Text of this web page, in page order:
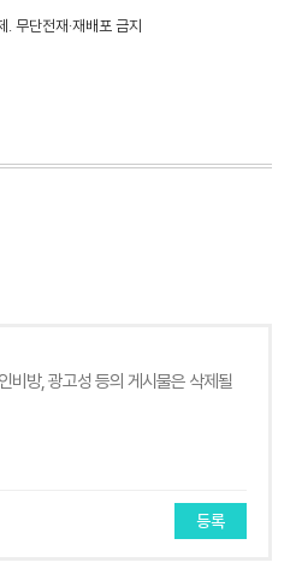
무단전재·재배포 금지
등록